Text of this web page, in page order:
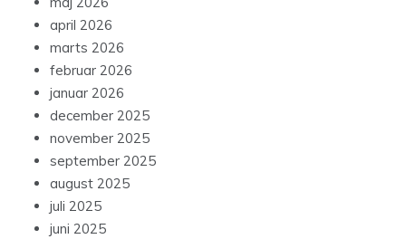
april 2026
marts 2026
februar 2026
januar 2026
december 2025
november 2025
september 2025
august 2025
juli 2025
juni 2025